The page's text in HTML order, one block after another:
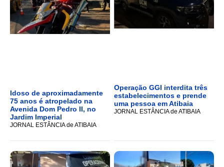
Idoso de aproximadamente
75 anos é atropelado na
Avenida Dom Pedro II, no
Jardim Imperial
JORNAL ESTÂNCIA de ATIBAIA
Operação GGI interdita três
estabelecimentos e prende
uma pessoa em Atibaia
JORNAL ESTÂNCIA de ATIBAIA